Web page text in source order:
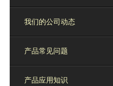
我们的公司动态
产品常见问题
产品应用知识